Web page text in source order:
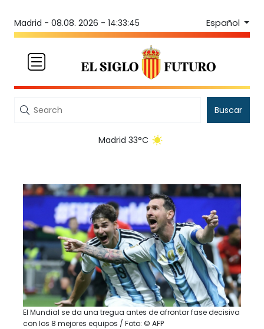
Madrid - 08.08. 2026 - 14:33:45 Español
Buscar
Madrid 33°C
El Mundial se da una tregua antes de afrontar fase decisiva
con los 8 mejores equipos / Foto: © AFP